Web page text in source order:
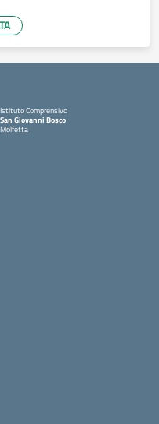
Istituto Comprensivo
San Giovanni Bosco
Molfetta